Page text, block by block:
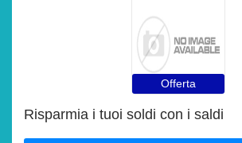
Offerta
Risparmia i tuoi soldi con i saldi